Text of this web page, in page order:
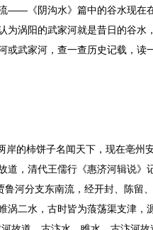
——《阴沟水》篇中的谷水现在
为涡阳的武家河就是昔日的谷水
武家河，查一查历史记载，读
的柿饼子名闻天下，现在亳州
，清代王儒行《惠济河辑说》
河分支东南流，经开封、陈留
涡二水，古时皆为蒗荡渠支津，